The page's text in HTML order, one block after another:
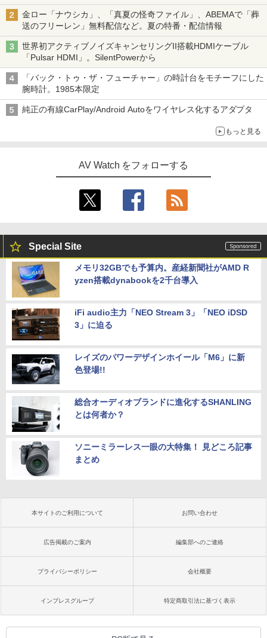
金ロー「ナウシカ」、「真夏の怪奇ファイル」、ABEMAで「葬
送のフリーレン」無料配信など。夏の特番・配信情報
世界初アクティブノイズキャンセリングII搭載HDMIケーブル
「Pulsar HDMI」。SilentPowerから
「バック・トゥ・ザ・フューチャー」の時計台をモチーフにした
腕時計。1985本限定
純正の有線CarPlay/Android Autoをワイヤレス化するアダプタ
もっと見る
AV Watch をフォローする
Special Site
メモリ32GBでも予算内。産経新聞社がAMD R
yzen搭載dynabookを2千台導入
iFi audio主力「NEO Stream 3」「NEO iDSD
3」に迫る
レイズのパワーデザインホイール「M6」に新
色登場!!
総合オーディオブランドに進化するSHANLING
とは何者か？
ソニーミラーレス一眼の大特集！ 見どころ記事
まとめ
本サイトのご利用について お問い合わせ
広告掲載のご案内 編集部へのご連絡
プライバシーポリシー 会社概要
インプレスグループ 特定商取引法に基づく表示